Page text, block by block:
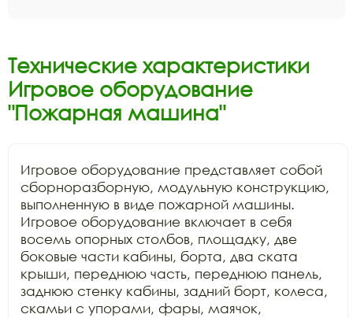
Технические характеристики
Игровое оборудование
"Пожарная машина"
Игровое оборудование представляет собой
сборноразборную, модульную конструкцию,
выполненную в виде пожарной машины.
Игровое оборудование включает в себя
восемь опорных столбов, площадку, две
боковые части кабины, борта, два ската
крыши, переднюю часть, переднюю панель,
заднюю стенку кабины, задний борт, колеса,
скамьи с упорами, фары, маячок,